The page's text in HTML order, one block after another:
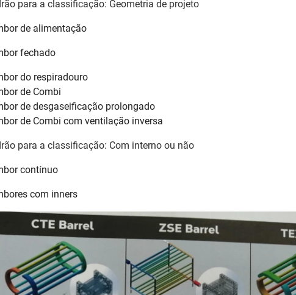
para a classificação: Geometria de projeto
de alimentação
fechado
do respiradouro
de Combi
de desgaseificação prolongado
de Combi com ventilação inversa
para a classificação: Com interno ou não
contínuo
com inners